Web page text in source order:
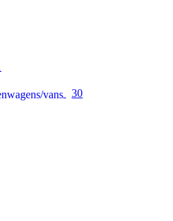
vans
30